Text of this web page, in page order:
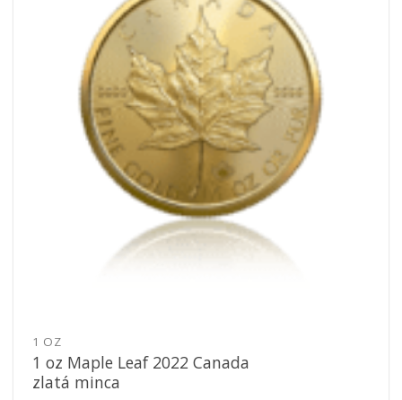
1 OZ
1 oz Maple Leaf 2022 Canada
zlatá minca